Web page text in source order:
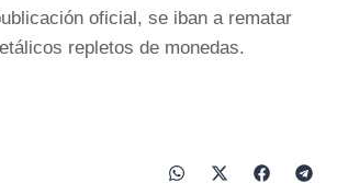
oficial, se iban a rematar
repletos de monedas.